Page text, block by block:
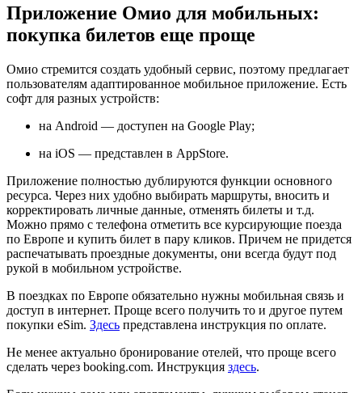
Приложение Омио для мобильных:
покупка билетов еще проще
Омио стремится создать удобный сервис, поэтому предлагает
пользователям адаптированное мобильное приложение. Есть
софт для разных устройств:
на Android — доступен на Google Play;
на iOS — представлен в AppStore.
Приложение полностью дублируются функции основного
ресурса. Через них удобно выбирать маршруты, вносить и
корректировать личные данные, отменять билеты и т.д.
Можно прямо с телефона отметить все курсирующие поезда
по Европе и купить билет в пару кликов. Причем не придется
распечатывать проездные документы, они всегда будут под
рукой в мобильном устройстве.
В поездках по Европе обязательно нужны мобильная связь и
доступ в интернет. Проще всего получить то и другое путем
покупки eSim. Здесь представлена инструкция по оплате.
Не менее актуально бронирование отелей, что проще всего
сделать через booking.com. Инструкция здесь.